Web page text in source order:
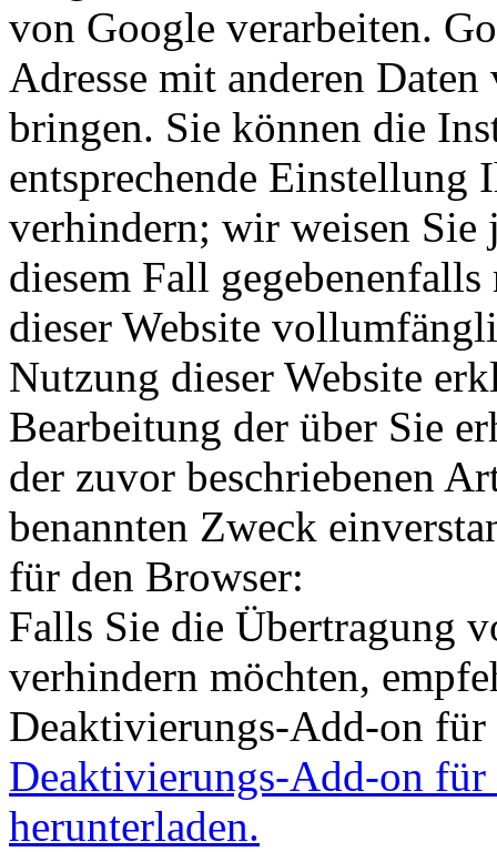
von Google verarbeiten.
Adresse mit anderen
bringen. Sie können die
entsprechende Einstellung
verhindern; wir weisen Sie
diesem Fall
dieser Website
Nutzung dieser Website
Bearbeitung der über Sie
der zuvor beschriebenen
benannten Zweck
für den Browser:
Falls Sie die Übertragung
verhindern möchten,
Deaktivierungs-Add-on für
Deaktivierungs-Add-on
herunterladen.